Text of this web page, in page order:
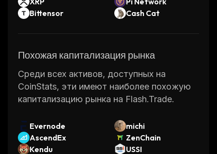
Bittensor
Cash Cat
Похожая капитализация рынка
Среди всех активов, доступных на
CoinStats, эти имеют наиболее похожую
капитализацию рынка на Flash.Trade.
Evernode
michi
AscendEx
ZenChain
Kendu
USSI